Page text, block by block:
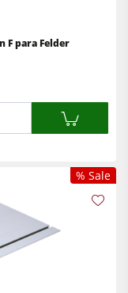
F para Felder
% Sale